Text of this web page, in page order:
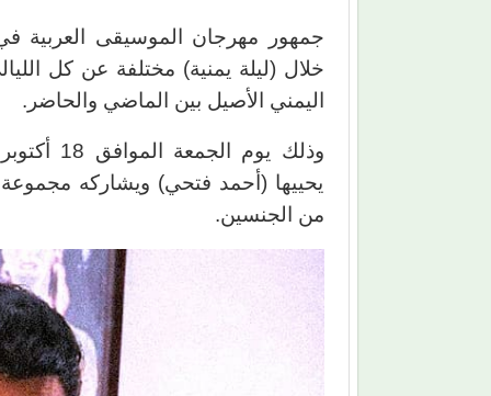
خلال (ليلة يمنية) مختلفة عن كل
اليمني الأصيل بين الماضي والحاضر.
وذلك
يحييها (أحمد فتحي) ويشاركه مجموعة
من الجنسين.